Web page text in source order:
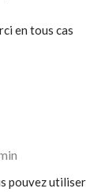
en tous cas
pouvez utiliser